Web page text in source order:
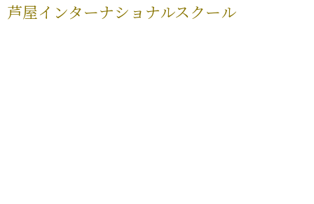
芦屋インターナショナルスクール